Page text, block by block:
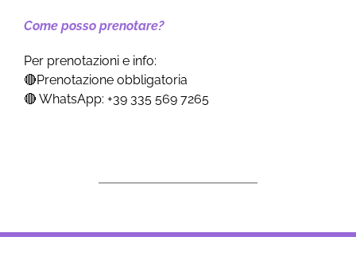
Come posso prenotare?
Per prenotazioni e info:
🔴Prenotazione obbligatoria
🔴 WhatsApp: +39 335 569 7265